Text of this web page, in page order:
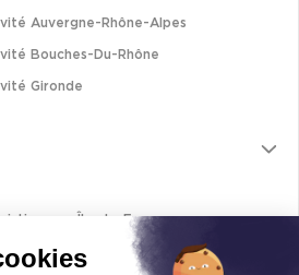
Auvergne-Rhône-Alpes
Bouches-Du-Rhône
Gironde
en Île-de-France
Pas-de-Calais